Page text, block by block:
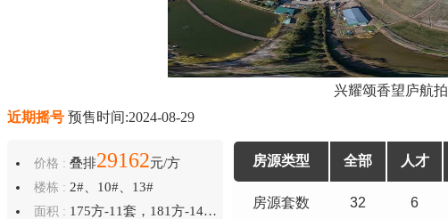
兴耀颂香望庐航拍
近期摇号 预售时间:2024-08-29
价格 : 叠排29162元/方
楼栋 : 2#、10#、13#
面积 : 175方-11套，181方-14套，187方-2套，188方-3套，193方-2套
房源类型 全部 人才
房源套数 32 6